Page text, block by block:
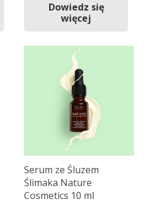
Dowiedz się
więcej
Serum ze Śluzem
Ślimaka Nature
Cosmetics 10 ml